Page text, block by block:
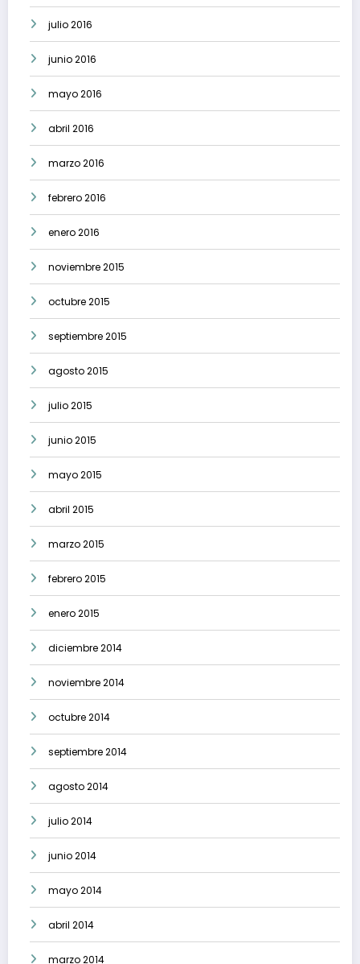
julio 2016
junio 2016
mayo 2016
abril 2016
marzo 2016
febrero 2016
enero 2016
noviembre 2015
octubre 2015
septiembre 2015
agosto 2015
julio 2015
junio 2015
mayo 2015
abril 2015
marzo 2015
febrero 2015
enero 2015
diciembre 2014
noviembre 2014
octubre 2014
septiembre 2014
agosto 2014
julio 2014
junio 2014
mayo 2014
abril 2014
marzo 2014